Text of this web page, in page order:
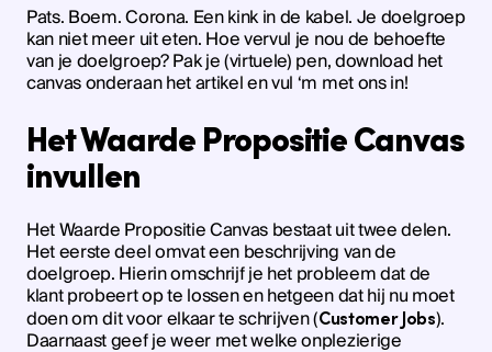
Pats. Boem. Corona. Een kink in de kabel. Je doelgroep
kan niet meer uit eten. Hoe vervul je nou de behoefte
van je doelgroep? Pak je (virtuele) pen, download het
canvas onderaan het artikel en vul ‘m met ons in!
Het Waarde Propositie Canvas
invullen
Het Waarde Propositie Canvas bestaat uit twee delen.
Het eerste deel omvat een beschrijving van de
doelgroep. Hierin omschrijf je het probleem dat de
klant probeert op te lossen en hetgeen dat hij nu moet
doen om dit voor elkaar te schrijven (Customer Jobs).
Daarnaast geef je weer met welke onplezierige